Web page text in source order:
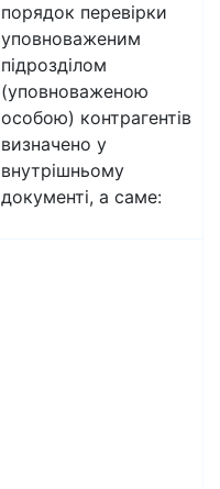
порядок перевірки
уповноваженим
підрозділом
(уповноваженою
особою) контрагентів
визначено у
внутрішньому
документі, а саме: